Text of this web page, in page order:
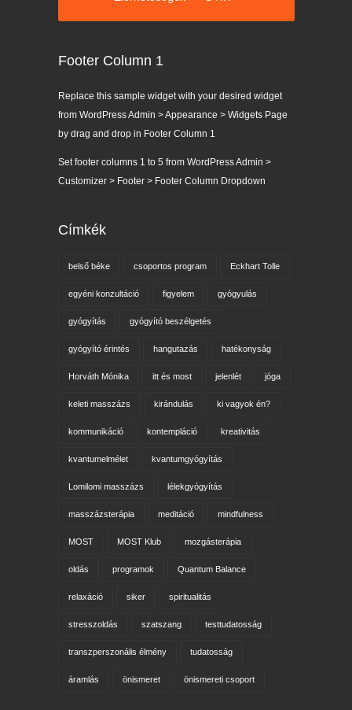
Footer Column 1
Replace this sample widget with your desired widget
from WordPress Admin > Appearance > Widgets Page
by drag and drop in Footer Column 1
Set footer columns 1 to 5 from WordPress Admin >
Customizer > Footer > Footer Column Dropdown
Címkék
belső béke csoportos program Eckhart Tolle
egyéni konzultáció figyelem gyógyulás
gyógyítás gyógyító beszélgetés
gyógyító érintés hangutazás hatékonyság
Horváth Mónika itt és most jelenlét jóga
keleti masszázs kirándulás ki vagyok én?
kommunikáció kontempláció kreativitás
kvantumelmélet kvantumgyógyítás
Lomilomi masszázs lélekgyógyítás
masszázsterápia meditáció mindfulness
MOST MOST Klub mozgásterápia
oldás programok Quantum Balance
relaxáció siker spiritualitás
stresszoldás szatszang testtudatosság
transzperszonális élmény tudatosság
áramlás önismeret önismereti csoport